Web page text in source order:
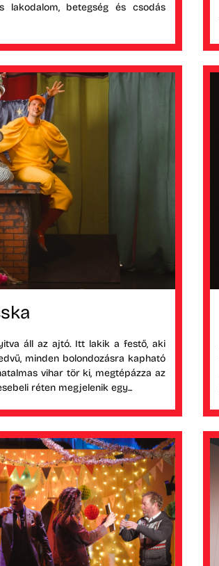
betegség és csodás
áll az ajtó. Itt lakik a festő, aki
minden bolondozásra kapható
vihar tör ki, megtépázza az
réten megjelenik egy...